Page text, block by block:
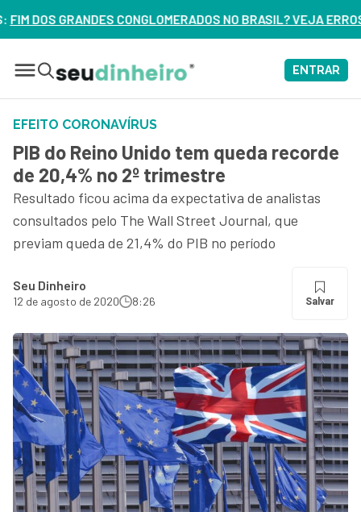
NO BRASIL? VEJA ERROS DE 3 DELES – ASSISTA
ENTRAR
EFEITO CORONAVÍRUS
PIB do Reino Unido tem queda recorde
de 20,4% no 2º trimestre
Resultado ficou acima da expectativa de analistas
consultados pelo The Wall Street Journal, que
previam queda de 21,4% do PIB no período
Seu Dinheiro
12 de agosto de 2020 8:26 Salvar